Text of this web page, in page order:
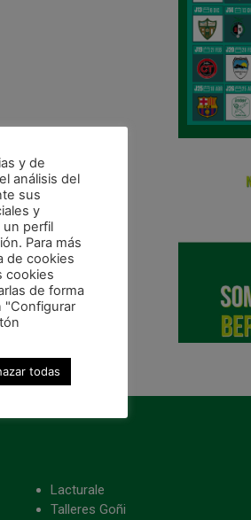
Lacturale
Talleres Goñi
y de
análisis del
sus
y
un perfil
Para más
de cookies
cookies
de forma
"Configurar
todas